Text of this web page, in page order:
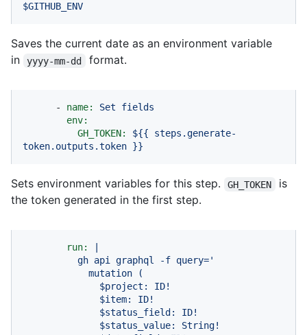
$GITHUB_ENV
Saves the current date as an environment variable
in
yyyy-mm-dd format.
- name: Set
fields
env:
GH_TOKEN:
${{
steps.generate-
token.outputs.token }}
Sets environment variables for this step. GH_TOKEN
is
the token generated in the first step.
run: